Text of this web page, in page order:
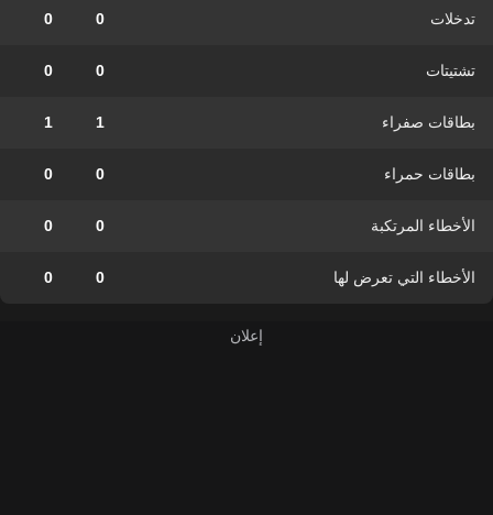
تدخلات 0
0
تشتيتات 0
0
بطاقات صفراء 1
1
بطاقات حمراء 0
0
الأخطاء المرتكبة 0
0
الأخطاء التي تعرض لها 0
0